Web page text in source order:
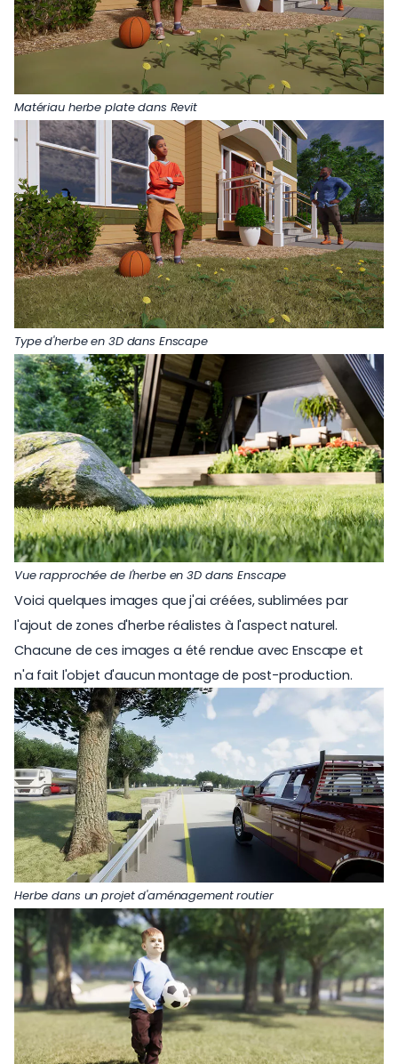
Matériau herbe plate dans Revit
Type d'herbe en 3D dans Enscape
Vue rapprochée de l'herbe en 3D dans Enscape
Voici quelques images que j'ai créées, sublimées par
l'ajout de zones d'herbe réalistes à l'aspect naturel.
Chacune de ces images a été rendue avec Enscape et
n'a fait l'objet d'aucun montage de post-production.
Herbe dans un projet d'aménagement routier